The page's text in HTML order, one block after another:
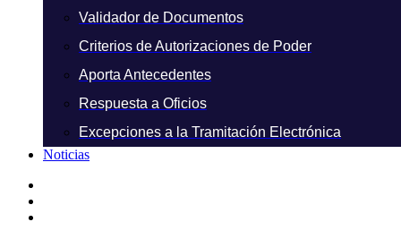
Validador de Documentos
Criterios de Autorizaciones de Poder
Aporta Antecedentes
Respuesta a Oficios
Excepciones a la Tramitación Electrónica
Noticias